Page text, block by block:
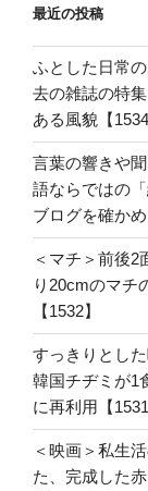
最近の投稿
ふとした日常
去の雑誌の特
ある風貌【1534
言葉の響きや
語ならではの
ブログを確かめ
＜マチ＞前後
り20cmのマチ
【1532】
すっきりとし
韓国チヂミが1
に再利用【1531
＜映画＞私生
た、完成した